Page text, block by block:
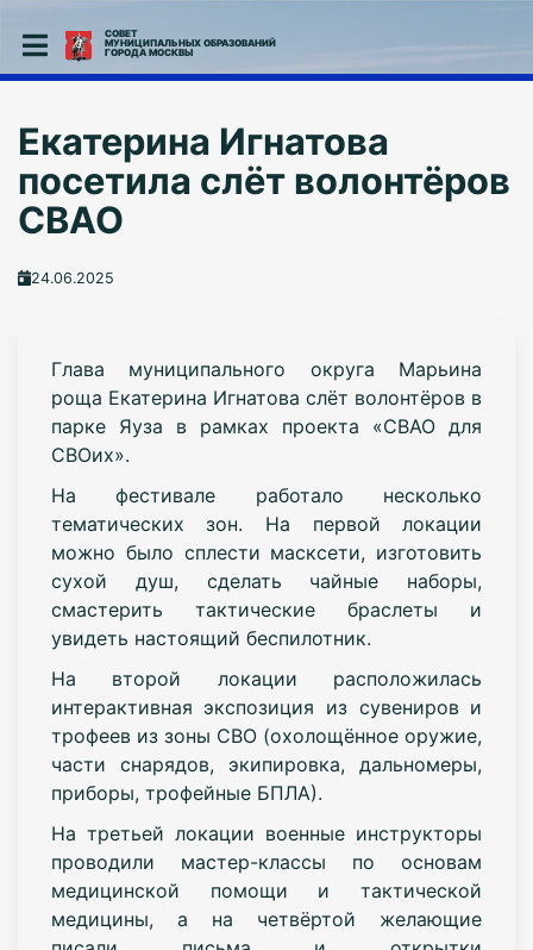
СОВЕТ
МУНИЦИПАЛЬНЫХ ОБРАЗОВАНИЙ
ГОРОДА МОСКВЫ
Екатерина Игнатова
посетила слёт волонтёров
СВАО
24.06.2025
Глава муниципального округа Марьина
роща Екатерина Игнатова слёт волонтёров в
парке Яуза в рамках проекта «СВАО для
СВОих».
На фестивале работало несколько
тематических зон. На первой локации
можно было сплести масксети, изготовить
сухой душ, сделать чайные наборы,
смастерить тактические браслеты и
увидеть настоящий беспилотник.
На второй локации расположилась
интерактивная экспозиция из сувениров и
трофеев из зоны СВО (охолощённое оружие,
части снарядов, экипировка, дальномеры,
приборы, трофейные БПЛА).
На третьей локации военные инструкторы
проводили мастер-классы по основам
медицинской помощи и тактической
медицины, а на четвёртой желающие